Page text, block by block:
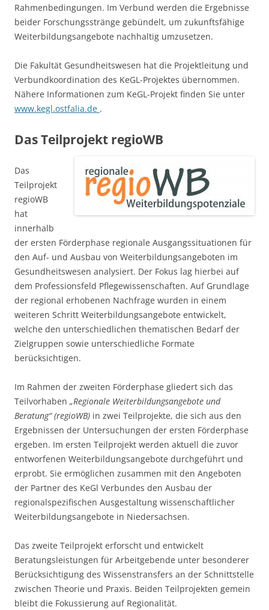
Rahmenbedingungen. Im Verbund werden die Ergebnisse
beider Forschungsstränge gebündelt, um zukunftsfähige
Weiterbildungsangebote nachhaltig umzusetzen.
Die Fakultät Gesundheitswesen hat die Projektleitung und
Verbundkoordination des KeGL-Projektes übernommen.
Nähere Informationen zum KeGL-Projekt finden Sie unter
www.kegl.ostfalia.de .
Das Teilprojekt regioWB
Das
Teilprojekt
regioWB
hat
innerhalb
der ersten Förderphase regionale Ausgangssituationen für
den Auf- und Ausbau von Weiterbildungsangeboten im
Gesundheitswesen analysiert. Der Fokus lag hierbei auf
dem Professionsfeld Pflegewissenschaften. Auf Grundlage
der regional erhobenen Nachfrage wurden in einem
weiteren Schritt Weiterbildungsangebote entwickelt,
welche den unterschiedlichen thematischen Bedarfder
Zielgruppen sowie unterschiedliche Formate
berücksichtigen.
Im Rahmen der zweiten Förderphase gliedert sich das
Teilvorhaben „Regionale Weiterbildungsangebote und
Beratung“ (regioWB) in zwei Teilprojekte, die sich aus den
Ergebnissen der Untersuchungen der ersten Förderphase
ergeben. Im ersten Teilprojekt werden aktuell die zuvor
entworfenen Weiterbildungsangebote durchgeführt und
erprobt. Sie ermöglichen zusammen mit den Angeboten
der Partner des KeGl Verbundes den Ausbau der
regionalspezifischen Ausgestaltung wissenschaftlicher
Weiterbildungsangebote in Niedersachsen.
Das zweite Teilprojekt erforscht und entwickelt
Beratungsleistungen für Arbeitgebende unter besonderer
Berücksichtigung des Wissenstransfers an der Schnittstelle
zwischen Theorie und Praxis. Beiden Teilprojekten gemein
bleibt die Fokussierung auf Regionalität.